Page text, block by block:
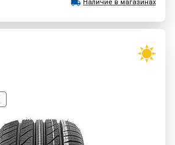
Наличие в магазинах